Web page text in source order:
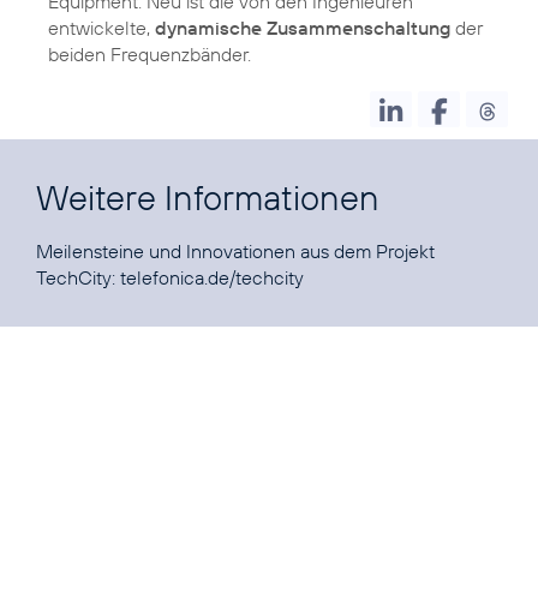
entwickelte, dynamische Zusammenschaltung der
beiden Frequenzbänder.
Weitere Informationen
Meilensteine und Innovationen aus dem Projekt
TechCity: telefonica.de/techcity